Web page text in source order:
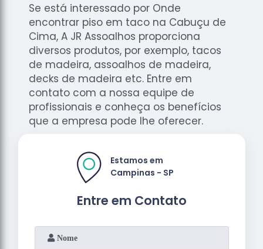
Se está interessado por Onde
encontrar piso em taco na Cabuçu de
Cima, A JR Assoalhos proporciona
diversos produtos, por exemplo, tacos
de madeira, assoalhos de madeira,
decks de madeira etc. Entre em
contato com a nossa equipe de
profissionais e conheça os benefícios
que a empresa pode lhe oferecer.
Entre em Contato
Estamos em
Campinas - SP